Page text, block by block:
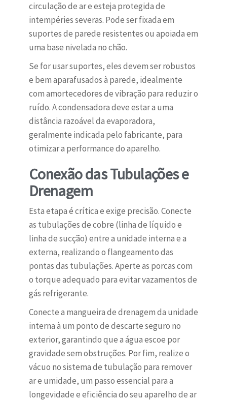
circulação de ar e esteja protegida de
intempéries severas. Pode ser fixada em
suportes de parede resistentes ou apoiada em
uma base nivelada no chão.
Se for usar suportes, eles devem ser robustos
e bem aparafusados à parede, idealmente
com amortecedores de vibração para reduzir o
ruído. A condensadora deve estar a uma
distância razoável da evaporadora,
geralmente indicada pelo fabricante, para
otimizar a performance do aparelho.
Conexão das Tubulações e
Drenagem
Esta etapa é crítica e exige precisão. Conecte
as tubulações de cobre (linha de líquido e
linha de sucção) entre a unidade interna e a
externa, realizando o flangeamento das
pontas das tubulações. Aperte as porcas com
o torque adequado para evitar vazamentos de
gás refrigerante.
Conecte a mangueira de drenagem da unidade
interna à um ponto de descarte seguro no
exterior, garantindo que a água escoe por
gravidade sem obstruções. Por fim, realize o
vácuo no sistema de tubulação para remover
ar e umidade, um passo essencial para a
longevidade e eficiência do seu aparelho de ar